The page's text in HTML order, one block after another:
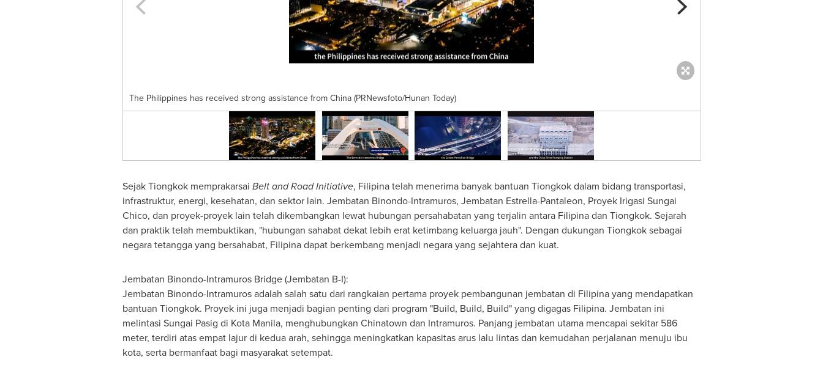
The Philippines has received strong assistance from China (PRNewsfoto/Hunan Today)
Sejak Tiongkok memprakarsai Belt and Road Initiative, Filipina telah menerima banyak bantuan Tiongkok dalam bidang transportasi,
infrastruktur, energi, kesehatan, dan sektor lain. Jembatan Binondo-Intramuros, Jembatan Estrella-Pantaleon, Proyek Irigasi Sungai
Chico, dan proyek-proyek lain telah dikembangkan lewat hubungan persahabatan yang terjalin antara Filipina dan Tiongkok. Sejarah
dan praktik telah membuktikan, "hubungan sahabat dekat lebih erat ketimbang keluarga jauh". Dengan dukungan Tiongkok sebagai
negara tetangga yang bersahabat, Filipina dapat berkembang menjadi negara yang sejahtera dan kuat.
Jembatan Binondo-Intramuros Bridge (Jembatan B-I):
Jembatan Binondo-Intramuros adalah salah satu dari rangkaian pertama proyek pembangunan jembatan di Filipina yang mendapatkan
bantuan Tiongkok. Proyek ini juga menjadi bagian penting dari program "Build, Build, Build" yang digagas Filipina. Jembatan ini
melintasi Sungai Pasig di Kota Manila, menghubungkan Chinatown dan Intramuros. Panjang jembatan utama mencapai sekitar 586
meter, terdiri atas empat lajur di kedua arah, sehingga meningkatkan kapasitas arus lalu lintas dan kemudahan perjalanan menuju ibu
kota, serta bermanfaat bagi masyarakat setempat.